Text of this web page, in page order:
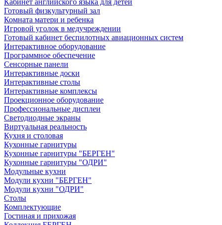
Кабинет английского языка для детей
Готовый физкультурный зал
Комната матери и ребенка
Игровой уголок в медучреждении
Готовый кабинет беспилотных авиационных систем
Интерактивное оборудование
Программное обеспечение
Сенсорные панели
Интерактивные доски
Интерактивные столы
Интерактивные комплексы
Проекционное оборудование
Профессиональные дисплеи
Светодиодные экраны
Виртуальная реальность
Кухня и столовая
Кухонные гарнитуры
Кухонные гарнитуры "БЕРГЕН"
Кухонные гарнитуры "ОДРИ"
Модульные кухни
Модули кухни "БЕРГЕН"
Модули кухни "ОДРИ"
Столы
Комплектующие
Гостиная и прихожая